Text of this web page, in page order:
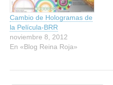
Cambio de Hologramas de
la Película-BRR
noviembre 8, 2012
En «Blog Reina Roja»